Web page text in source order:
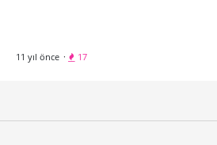
11 yıl önce · 17